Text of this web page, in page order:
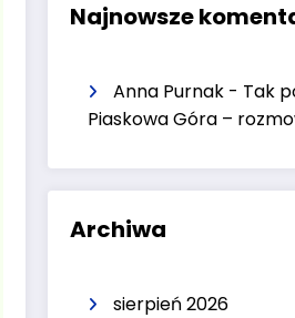
Najnowsze
Anna Purnak - Tak
Piaskowa Góra –
Archiwa
sierpień 2026